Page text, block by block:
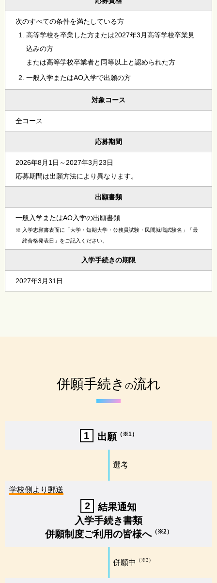
次のすべての条件を満たしている方
高等学校を卒業した方または2027年3月高等学校卒業見
込みの方
または高等学校卒業者と同等以上と認められた方
一般入学またはAO入学で出願の方
対象コース
全コース
応募期間
2026年8月1日～2027年3月23日
応募期間は出願方法により異なります。
出願書類
一般入学またはAO入学の出願書類
※ 入学志願書表面に「大学・短期大学・公務員試験・民間就職試験名」「最
終合格発表日」をご記入ください。
入学手続きの期限
2027年3月31日
併願手続き の流れ
1 出願（※1）
選考
学校側より郵送
2
結果通知
入学手続き書類
併願制度ご利用の皆様へ （※2）
併願中 （※3）